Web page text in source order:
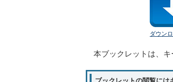
ダウン
本ブックレットは、キ